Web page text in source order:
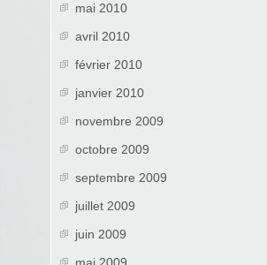
mai 2010
avril 2010
février 2010
janvier 2010
novembre 2009
octobre 2009
septembre 2009
juillet 2009
juin 2009